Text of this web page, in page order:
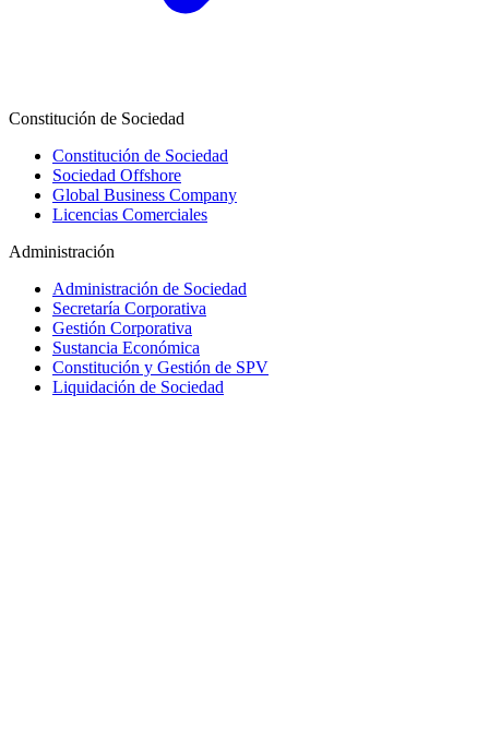
Constitución de Sociedad
Constitución de Sociedad
Sociedad Offshore
Global Business Company
Licencias Comerciales
Administración
Administración de Sociedad
Secretaría Corporativa
Gestión Corporativa
Sustancia Económica
Constitución y Gestión de SPV
Liquidación de Sociedad